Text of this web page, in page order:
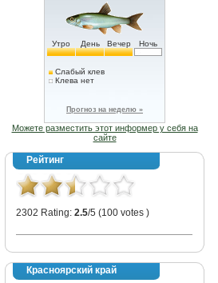
Утро День Вечер Ночь
Слабый клев
Клева нет
Прогноз на неделю »
Можете разместить этот информер у себя на
сайте
Рейтинг
2302 Rating: 2.5/5 (100 votes )
Красноярский край